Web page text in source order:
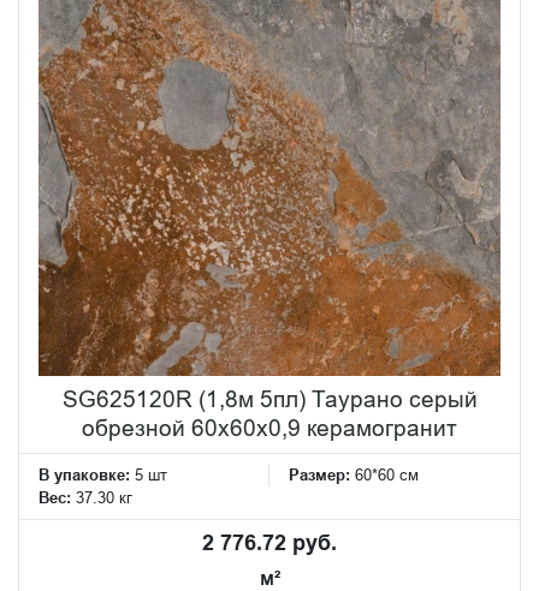
SG625120R (1,8м 5пл) Таурано серый
обрезной 60x60x0,9 керамогранит
В упаковке: 5 шт Размер: 60*60 см
Вес: 37.30 кг
2 776.72 руб.
м²